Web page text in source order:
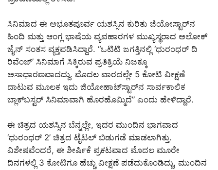
ಸಿನಿಮಾದ ಈ ಅಭೂತಪೂರ್ವ ಯಶಸ್ಸಿನ ಕುರಿತು ಜಿಯೋಸ್ಟಾರ್‌ನ
ಹಿಂದಿ ಮತ್ತು ಆಂಗ್ಲ ಭಾಷೆಯ ವ್ಯವಹಾರಗಳ ಮುಖ್ಯಸ್ಥರಾದ ಅಲೋಕ್
ಜೈನ್ ಸಂತಸ ವ್ಯಕ್ತಪಡಿಸಿದ್ದಾರೆ. “ಒಟಿಟಿ ಜಗತ್ತಿನಲ್ಲಿ ‘ಧುರಂಧರ್ ದಿ
ರಿವೆಂಜ್’ ಸಿನಿಮಾಗೆ ಸಿಕ್ಕಿರುವ ಪ್ರತಿಕ್ರಿಯೆ ನಿಜಕ್ಕೂ
ಅಸಾಧಾರಣವಾದದ್ದು. ಮೊದಲ ವಾರದಲ್ಲೇ 5 ಕೋಟಿ ವೀಕ್ಷಣೆ
ದಾಟುವ ಮೂಲಕ ಇದು ಜಿಯೋಹಾಟ್‌ಸ್ಟಾರ್‌ನ ಸಾರ್ವಕಾಲಿಕ
ಬ್ಲಾಕ್‌ಬಸ್ಟರ್ ಸಿನಿಮಾವಾಗಿ ಹೊರಹೊಮ್ಮಿದೆ” ಎಂದು ಹೇಳಿದ್ದಾರೆ.
ಈ ಚಿತ್ರದ ಯಶಸ್ಸಿನ ಬೆನ್ನಲ್ಲೇ, ಇದರ ಮುಂದಿನ ಭಾಗವಾದ
‘ಧುರಂಧರ್ 2’ ಚಿತ್ರದ ಟೈಟಲ್ ಬಿಡುಗಡೆ ಮಾಡಲಾಗಿತ್ತು.
ವಿಶೇಷವೆಂದರೆ, ಈ ಶೀರ್ಷಿಕೆ ಪ್ರಕಟವಾದ ಮೊದಲ ಮೂರೇ
ದಿನಗಳಲ್ಲಿ 3 ಕೋಟಿಗೂ ಹೆಚ್ಚು ವೀಕ್ಷಣೆ ಪಡೆದುಕೊಂಡಿದ್ದು, ಮುಂದಿನ